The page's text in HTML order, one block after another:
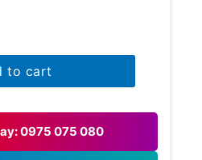
quantity
to cart
0975 075 080